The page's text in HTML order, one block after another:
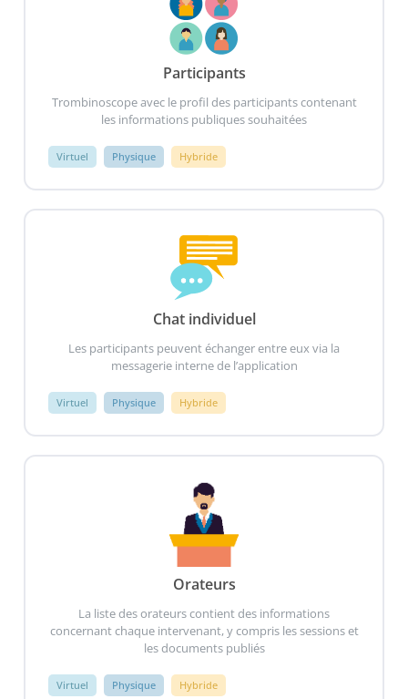
Participants
Trombinoscope avec le profil des participants contenant
les informations publiques souhaitées
Virtuel Physique Hybride
Chat individuel
Les participants peuvent échanger entre eux via la
messagerie interne de l’application
Virtuel Physique Hybride
Orateurs
La liste des orateurs contient des informations
concernant chaque intervenant, y compris les sessions et
les documents publiés
Virtuel Physique Hybride